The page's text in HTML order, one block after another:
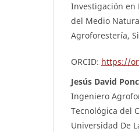
Investigación en
del Medio
Agroforestería,
ORCID: https://
Jesús David
Ingeniero
Tecnológica del
Universidad De